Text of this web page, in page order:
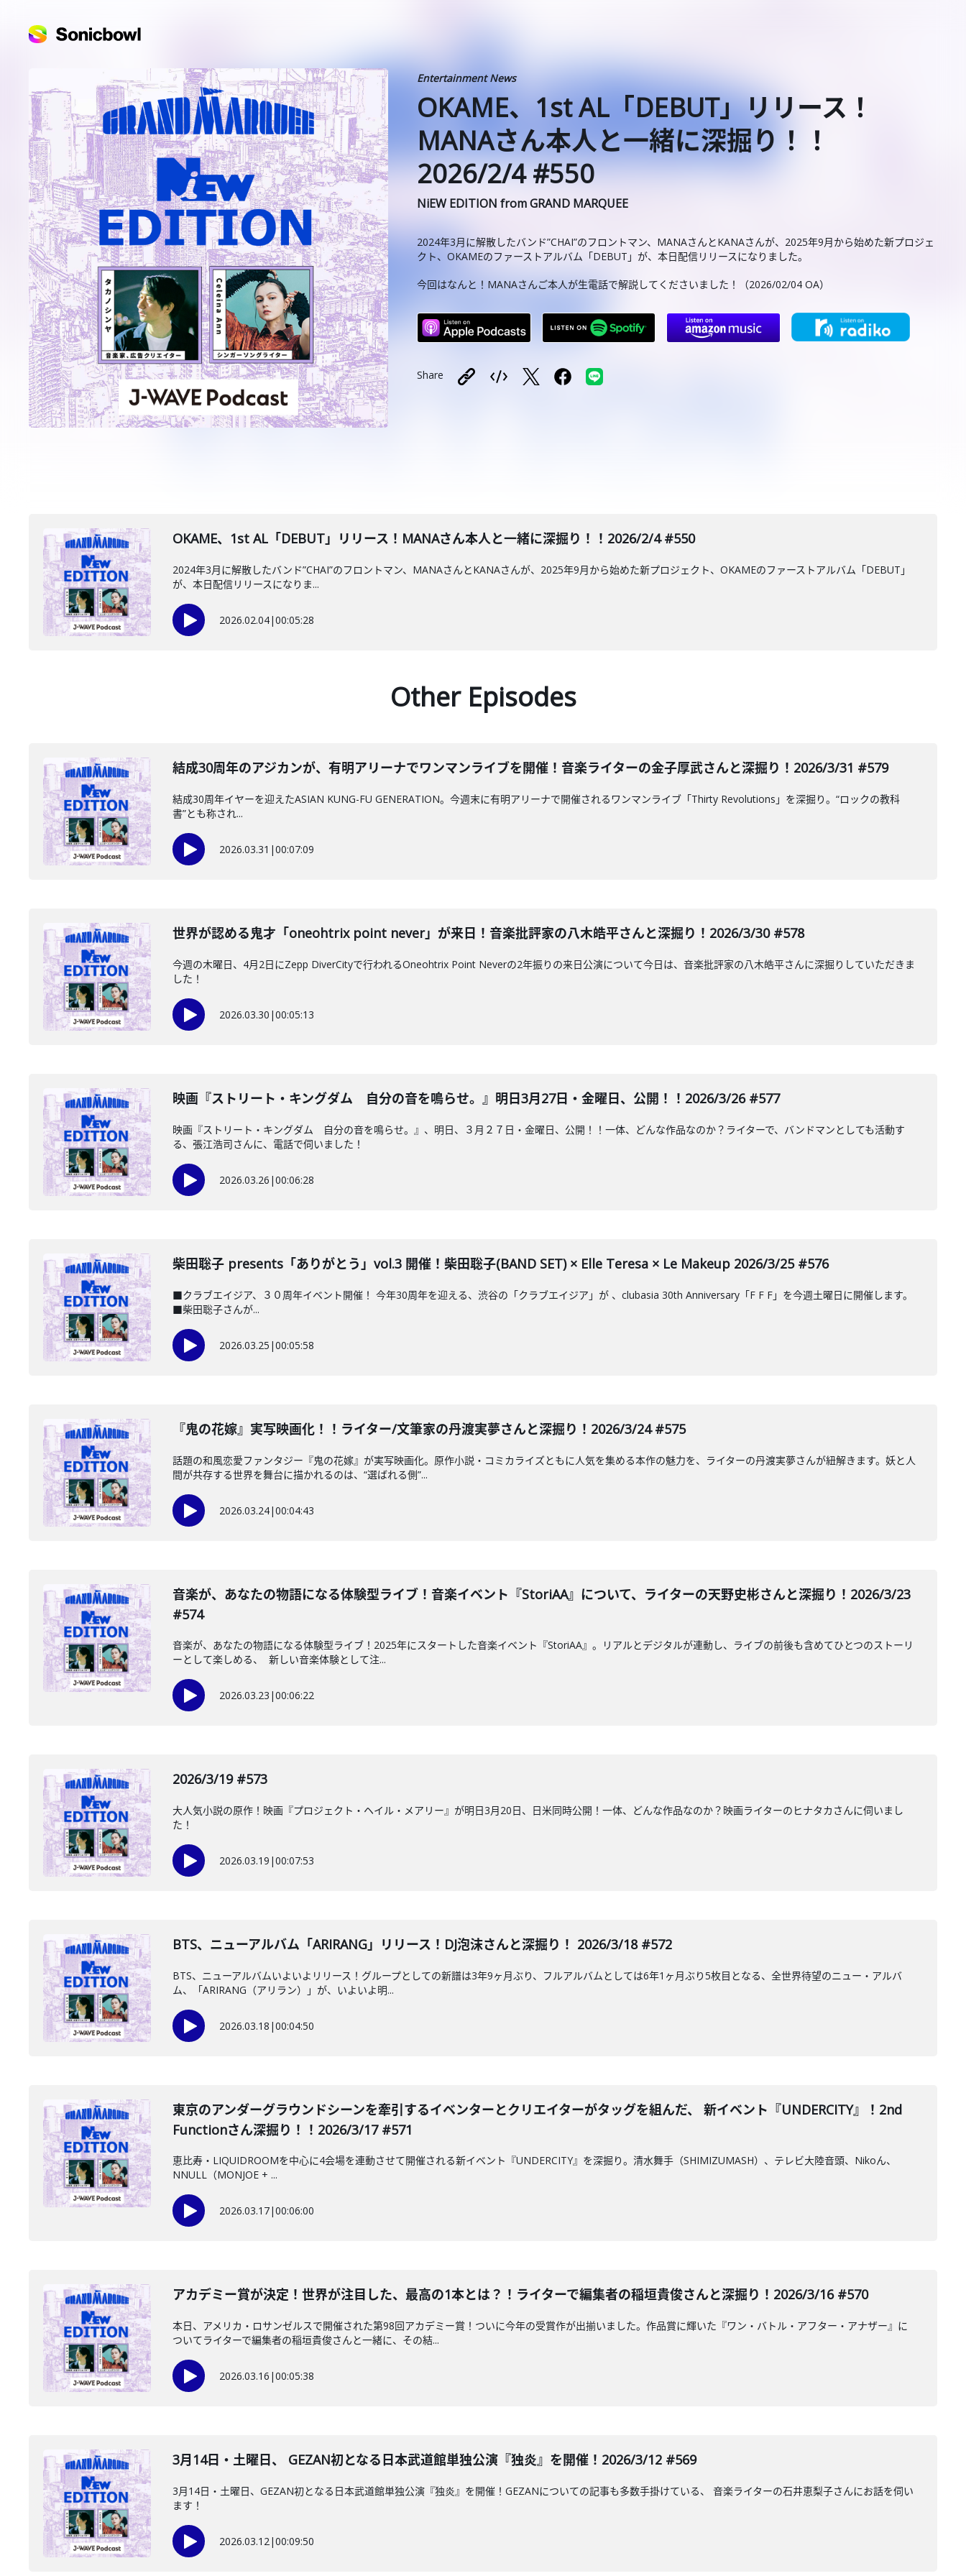
Entertainment News
OKAME、1st AL「DEBUT」リリース！
MANAさん本人と一緒に深掘り！！
2026/2/4 #550
NiEW EDITION from GRAND MARQUEE
2024年3月に解散したバンド”CHAI”のフロントマン、MANAさんとKANAさんが、2025年9月から始めた新プロジェ
クト、OKAMEのファーストアルバム「DEBUT」が、本日配信リリースになりました。
今回はなんと！MANAさんご本人が生電話で解説してくださいました！（2026/02/04 OA）
Share
OKAME、1st AL「DEBUT」リリース！MANAさん本人と一緒に深掘り！！2026/2/4 #550
2024年3月に解散したバンド”CHAI”のフロントマン、MANAさんとKANAさんが、2025年9月から始めた新プロジェクト、OKAMEのファーストアルバム「DEBUT」
が、本日配信リリースになりま...
2026.02.04|00:05:28
Other Episodes
結成30周年のアジカンが、有明アリーナでワンマンライブを開催！音楽ライターの金子厚武さんと深掘り！2026/3/31 #579
結成30周年イヤーを迎えたASIAN KUNG-FU GENERATION。今週末に有明アリーナで開催されるワンマンライブ「Thirty Revolutions」を深掘り。“ロックの教科
書”とも称され...
2026.03.31 |00:07:09
世界が認める鬼才「oneohtrix point never」が来日！音楽批評家の八木皓平さんと深掘り！2026/3/30 #578
今週の木曜日、4月2日にZepp DiverCityで行われるOneohtrix Point Neverの2年振りの来日公演について今日は、音楽批評家の八木皓平さんに深掘りしていただきま
した！
2026.03.30 |00:05:13
映画『ストリート・キングダム 自分の音を鳴らせ。』明日3月27日・金曜日、公開！！2026/3/26 #577
映画『ストリート・キングダム 自分の音を鳴らせ。』、明日、３月２７日・金曜日、公開！！一体、どんな作品なのか？ライターで、バンドマンとしても活動す
る、張江浩司さんに、電話で伺いました！
2026.03.26 |00:06:28
柴田聡子 presents「ありがとう」vol.3 開催！柴田聡子(BAND SET) × Elle Teresa × Le Makeup 2026/3/25 #576
■クラブエイジア、３０周年イベント開催！ 今年30周年を迎える、渋谷の「クラブエイジア」が 、clubasia 30th Anniversary「F F F」を今週土曜日に開催します。
■柴田聡子さんが...
2026.03.25 |00:05:58
️『鬼の花嫁』実写映画化！！ライター/文筆家の丹渡実夢さんと深掘り！2026/3/24 #575
話題の和風恋愛ファンタジー『鬼の花嫁』が実写映画化。原作小説・コミカライズともに人気を集める本作の魅力を、ライターの丹渡実夢さんが紐解きます。妖と人
間が共存する世界を舞台に描かれるのは、“選ばれる側”...
2026.03.24|00:04:43
音楽が、あなたの物語になる体験型ライブ！音楽イベント『StoriAA』について、ライターの天野史彬さんと深掘り！2026/3/23
#574
音楽が、あなたの物語になる体験型ライブ！2025年にスタートした音楽イベント『StoriAA』。リアルとデジタルが連動し、ライブの前後も含めてひとつのストーリ
ーとして楽しめる、 新しい音楽体験として注...
2026.03.23 |00:06:22
2026/3/19 #573
大人気小説の原作！映画『プロジェクト・ヘイル・メアリー』が明日3月20日、日米同時公開！一体、どんな作品なのか？映画ライターのヒナタカさんに伺いまし
た！
2026.03.19 |00:07:53
BTS、ニューアルバム「ARIRANG」リリース！DJ泡沫さんと深掘り！ 2026/3/18 #572
BTS、ニューアルバムいよいよリリース！グループとしての新譜は3年9ヶ月ぶり、フルアルバムとしては6年1ヶ月ぶり5枚目となる、全世界待望のニュー・アルバ
ム、「ARIRANG（アリラン）」が、いよいよ明...
2026.03.18 |00:04:50
東京のアンダーグラウンドシーンを牽引するイベンターとクリエイターがタッグを組んだ、 新イベント『UNDERCITY』！2nd
Functionさん深掘り！！2026/3/17 #571
恵比寿・LIQUIDROOMを中心に4会場を連動させて開催される新イベント『UNDERCITY』を深掘り。清水舞手（SHIMIZUMASH）、テレビ大陸音頭、Nikoん、
NNULL（MONJOE + ...
2026.03.17|00:06:00
️アカデミー賞が決定！世界が注目した、最高の1本とは？！ライターで編集者の稲垣貴俊さんと深掘り！2026/3/16 #570
本日、アメリカ・ロサンゼルスで開催された第98回アカデミー賞！ついに今年の受賞作が出揃いました。作品賞に輝いた『ワン・バトル・アフター・アナザー』に
ついてライターで編集者の稲垣貴俊さんと一緒に、その結...
2026.03.16 |00:05:38
3月14日・土曜日、 GEZAN初となる日本武道館単独公演『独炎』を開催！2026/3/12 #569
3月14日・土曜日、GEZAN初となる日本武道館単独公演『独炎』を開催！GEZANについての記事も多数手掛けている、 音楽ライターの石井恵梨子さんにお話を伺い
ます！
2026.03.12|00:09:50